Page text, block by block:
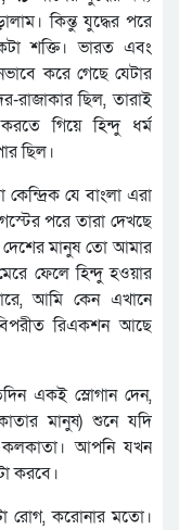
কিন্তু যুদ্ধের পরে
শক্তি। ভারত এবং
করে গেছে যেটার
ছিল, তারাই
গিয়ে হিন্দু ধর্ম
ছিল।
যে বাংলা এরা
পরে তারা দেখছে
দেশের মানুষ তো আমার
ফেলে হিন্দু হওয়ার
আমি কেন এখানে
রিএকশন আছে
একই স্লোগান দেন,
মানুষ) শুনে যদি
কলকাতা। আপনি যখন
করবে।
রোগ, করোনার মতো।